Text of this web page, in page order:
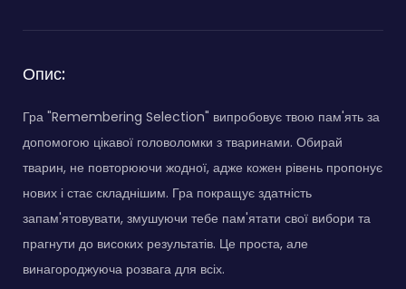
Опис:
Гра "Remembering Selection" випробовує твою пам'ять за
допомогою цікавої головоломки з тваринами. Обирай
тварин, не повторюючи жодної, адже кожен рівень пропонує
нових і стає складнішим. Гра покращує здатність
запам'ятовувати, змушуючи тебе пам'ятати свої вибори та
прагнути до високих результатів. Це проста, але
винагороджуюча розвага для всіх.